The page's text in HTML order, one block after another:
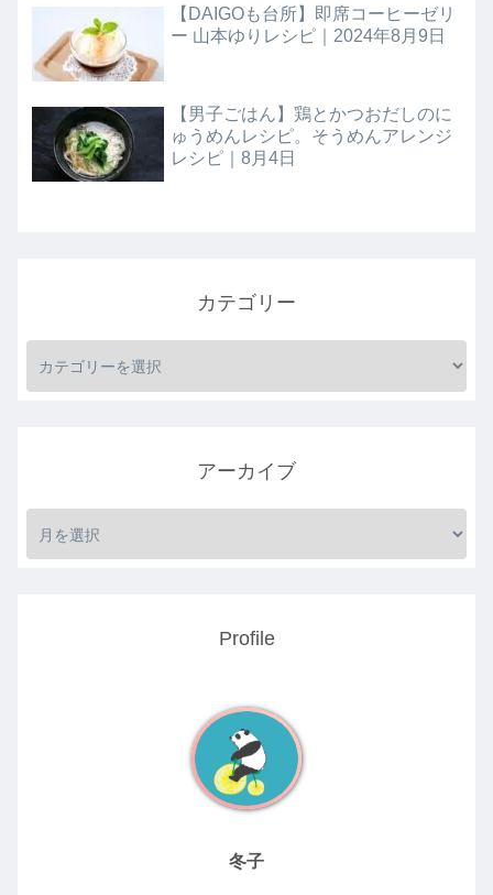
【DAIGOも台所】即席コーヒーゼリ
ー 山本ゆりレシピ｜2024年8月9日
【男子ごはん】鶏とかつおだしのに
ゅうめんレシピ。そうめんアレンジ
レシピ｜8月4日
カテゴリー
アーカイブ
Profile
冬子